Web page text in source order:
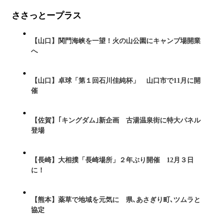
ささっとープラス
【山口】関門海峡を一望！火の山公園にキャンプ場開業
へ
【山口】卓球「第１回石川佳純杯」 山口市で11月に開
催
【佐賀】｢キングダム｣新企画 古湯温泉街に特大パネル
登場
【長崎】大相撲「長崎場所」２年ぶり開催 12月３日
に！
【熊本】薬草で地域を元気に 県､あさぎり町､ツムラと
協定